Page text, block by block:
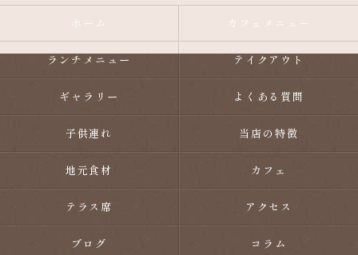
ホーム カフェメニュー
ランチメニュー テイクアウト
ギャラリー よくある質問
子供連れ 当店の特徴
地元食材 カフェ
テラス席 アクセス
ブログ コラム